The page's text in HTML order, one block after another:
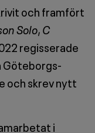
och framfört
Solo,C
regisserade
Göteborgs-
och skrev nytt
i